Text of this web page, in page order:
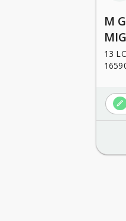
M
13
create